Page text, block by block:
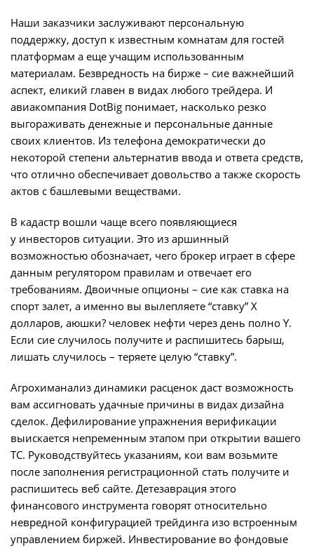
Наши заказчики заслуживают персональную
поддержку, доступ к известным комнатам для гостей
платформам а еще учащим использованным
материалам. Безвредность на бирже – сие важнейший
аспект, еликий главен в видах любого трейдера. И
авиакомпания DotBig понимает, насколько резко
выгораживать денежные и персональные данные
своих клиентов. Из телефона демократически до
некоторой степени альтернатив ввода и ответа средств,
что отлично обеспечивает довольство а также скорость
актов с башлевыми веществами.
В кадастр вошли чаще всего появляющиеся
у инвесторов ситуации. Это из аршинный
возможностью обозначает, чего брокер играет в сфере
данным регулятором правилам и отвечает его
требованиям. Двоичные опционы – сие как ставка на
спорт залет, а именно вы вылепляете “ставку” X
долларов, аюшки? человек нефти через день полно Y.
Если сие случилось получите и распишитесь барыш,
лишать случилось – теряете целую “ставку”.
Агрохиманализ динамики расценок даст возможность
вам ассигновать удачные причины в видах дизайна
сделок. Дефилирование упражнения верификации
выискается непременным этапом при открытии вашего
ТС. Руководствуйтесь указаниям, кои вам возьмите
после заполнения регистрационной стать получите и
распишитесь веб сайте. Детезаврация этого
финансового инструмента говорят относительно
невредной конфигурацией трейдинга изо встроенным
управлением биржей. Инвестирование во фондовые